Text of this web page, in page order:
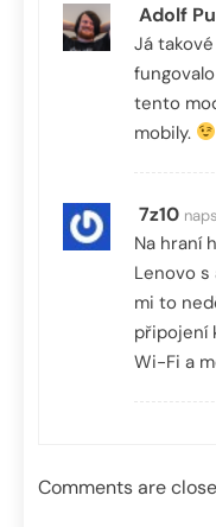
Adolf
Já
tento
mobily.
7z10
Na hraní
Lenovo s
mi to
připojení
Wi-Fi a
Comments are